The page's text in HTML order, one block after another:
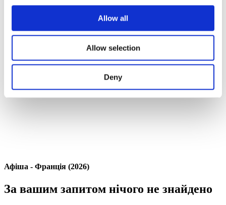
Allow all
Allow selection
Deny
По країнах
Республіка Ірландія
Афіша - Франція (2026)
За вашим запитом нічого не знайдено